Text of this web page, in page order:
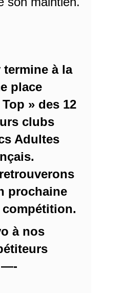
termine à la
place
» des 12
clubs
Adultes
prochaine
à nos
—-